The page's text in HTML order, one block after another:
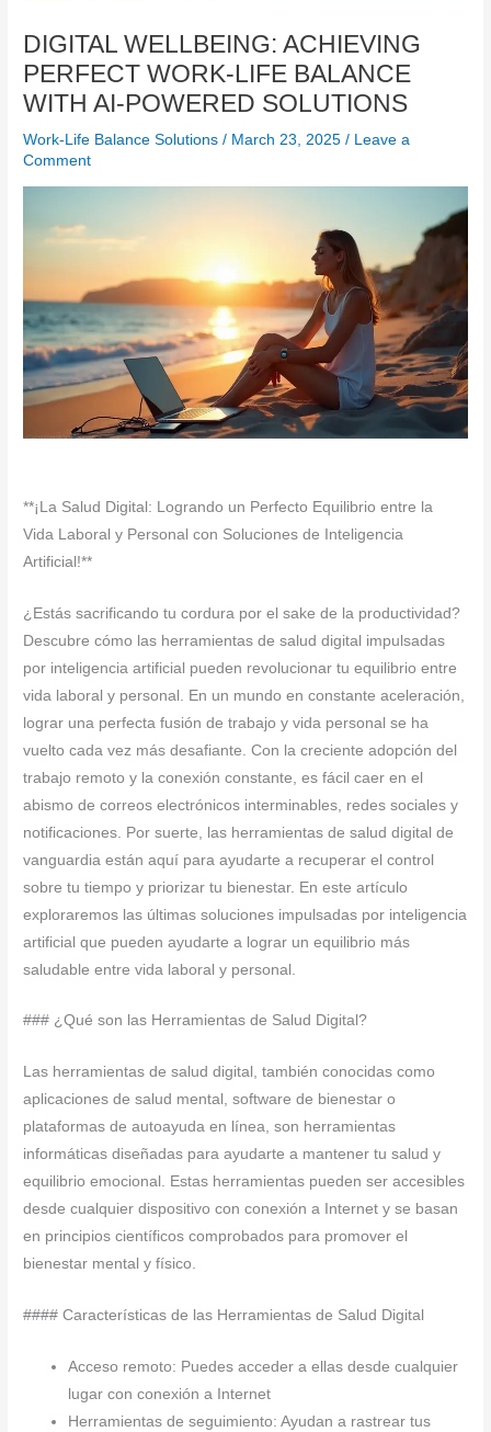
DIGITAL WELLBEING: ACHIEVING
PERFECT WORK-LIFE BALANCE
WITH AI-POWERED SOLUTIONS
Work-Life Balance Solutions / March 23, 2025/ Leave a
Comment
**¡La Salud Digital: Logrando un Perfecto Equilibrio entre la
Vida Laboral y Personal con Soluciones de Inteligencia
Artificial!**
¿Estás sacrificando tu cordura por el sake de la productividad?
Descubre cómo las herramientas de salud digital impulsadas
por inteligencia artificial pueden revolucionar tu equilibrio entre
vida laboral y personal. En un mundo en constante aceleración,
lograr una perfecta fusión de trabajo y vida personal se ha
vuelto cada vez más desafiante. Con la creciente adopción del
trabajo remoto y la conexión constante, es fácil caer en el
abismo de correos electrónicos interminables, redes sociales y
notificaciones. Por suerte, las herramientas de salud digital de
vanguardia están aquí para ayudarte a recuperar el control
sobre tu tiempo y priorizar tu bienestar. En este artículo
exploraremos las últimas soluciones impulsadas por inteligencia
artificial que pueden ayudarte a lograr un equilibrio más
saludable entre vida laboral y personal.
### ¿Qué son las Herramientas de Salud Digital?
Las herramientas de salud digital, también conocidas como
aplicaciones de salud mental, software de bienestar o
plataformas de autoayuda en línea, son herramientas
informáticas diseñadas para ayudarte a mantener tu salud y
equilibrio emocional. Estas herramientas pueden ser accesibles
desde cualquier dispositivo con conexión a Internet y se basan
en principios científicos comprobados para promover el
bienestar mental y físico.
#### Características de las Herramientas de Salud Digital
Acceso remoto: Puedes acceder a ellas desde cualquier
lugar con conexión a Internet
Herramientas de seguimiento: Ayudan a rastrear tus